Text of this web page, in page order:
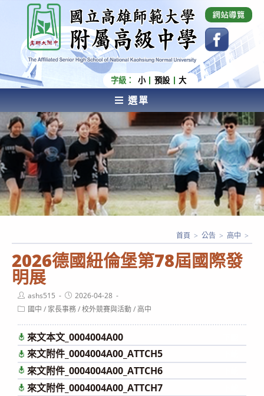
內
容
國立高雄師範大學附屬高級中學 Affiliated Senior
High School of National Kaohsiung Normal
University
字級： 小 預設 大
選單
AFFILIATED SENIOR HIGH SCHOOL OF NATIONAL
KAOHSIUNG NORMAL UNIVERSITY
2026德國紐倫堡第78屆國際發
明展
首頁 > 公告 > 高中 >
Post
author:
ashs515
Post
published:
2026-04-28
Post國中 / 家長事務/校外競賽與活動/高中
來文本文_0004004A00
來文附件_0004004A00_ATTCH5
來文附件_0004004A00_ATTCH6
來文附件_0004004A00_ATTCH7